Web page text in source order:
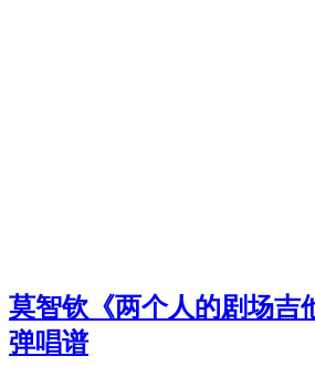
莫智钦《两个人的剧场吉
弹唱谱